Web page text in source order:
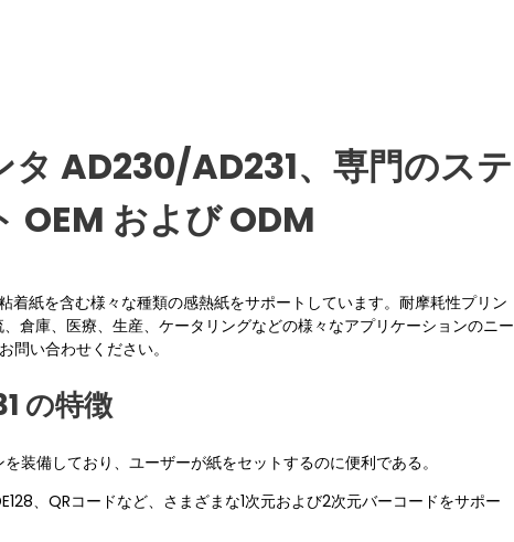
AD230/AD231、専門のステ
OEM および ODM
紙を含む様々な種類の感熱紙をサポートしています。耐摩耗性プリン
倉庫、医療、生産、ケータリングなどの様々なアプリケーションのニー
い合わせください。
の特徴
備しており、ユーザーが紙をセットするのに便利である。
、QRコードなど、さまざまな1次元および2次元バーコードをサポー